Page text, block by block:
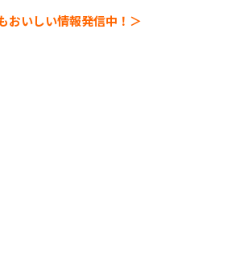
おいしい情報発信中！＞